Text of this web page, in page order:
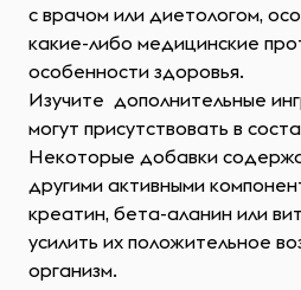
с врачом или диетологом,
какие-либо медицинские
особенности здоровья.
Изучите дополнительные
могут присутствовать в
Некоторые добавки
другими активными
креатин, бета-аланин или
усилить их положительное
организм.